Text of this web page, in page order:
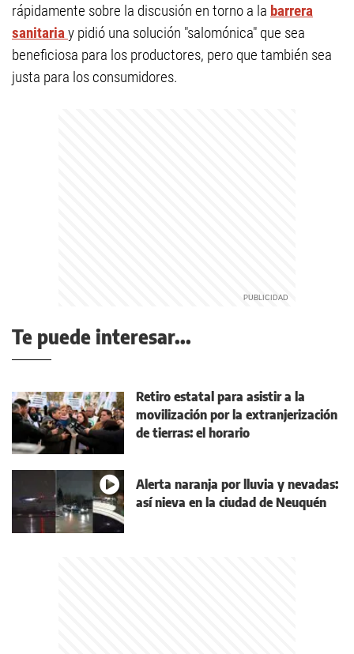
rápidamente sobre la discusión en torno a la barrera
sanitariay pidió una solución "salomónica" que sea
beneficiosa para los productores, pero que también sea
justa para los consumidores.
Te puede interesar...
Retiro estatal para asistir a la
movilización por la extranjerización
de tierras: el horario
Alerta naranja por lluvia y nevadas:
así nieva en la ciudad de Neuquén